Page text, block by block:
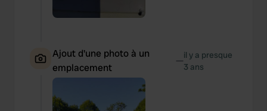
Ajout d'une photo à un
emplacement
—il y a presque
3 ans